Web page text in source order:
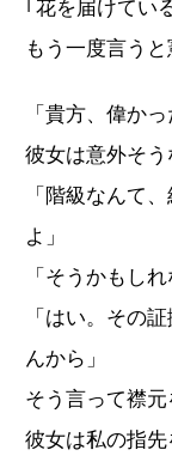
｢花を届けてい
もう一度言う
「貴方、偉かっ
彼女は意外そう
「階級なんて
よ」
「そうかもしれ
「はい。その
んから」
そう言って襟元
彼女は私の指